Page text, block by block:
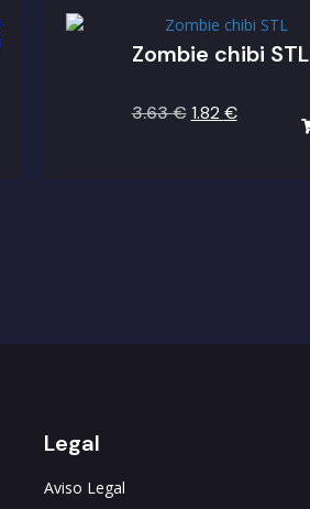
Zombie chibi STL
3.63€ 1.82 €
Legal
Aviso Legal